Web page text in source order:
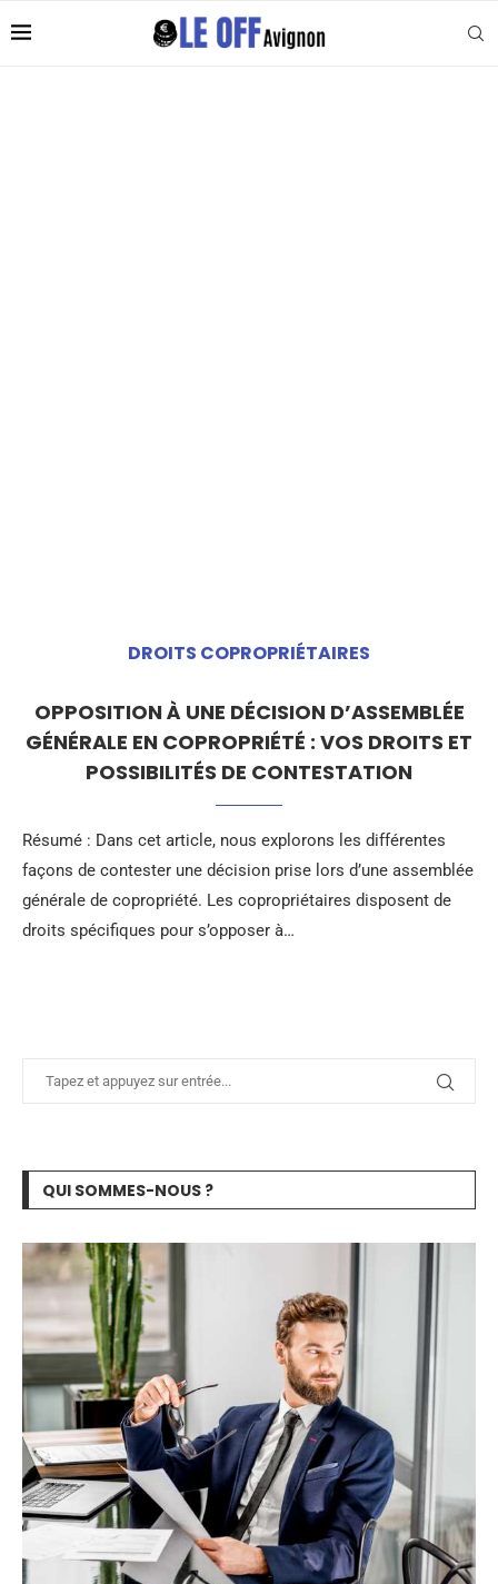
DROITS COPROPRIÉTAIRES
OPPOSITION À UNE DÉCISION D’ASSEMBLÉE
GÉNÉRALE EN COPROPRIÉTÉ : VOS DROITS ET
POSSIBILITÉS DE CONTESTATION
Résumé : Dans cet article, nous explorons les différentes
façons de contester une décision prise lors d’une assemblée
générale de copropriété. Les copropriétaires disposent de
droits spécifiques pour s’opposer à…
QUI SOMMES-NOUS ?